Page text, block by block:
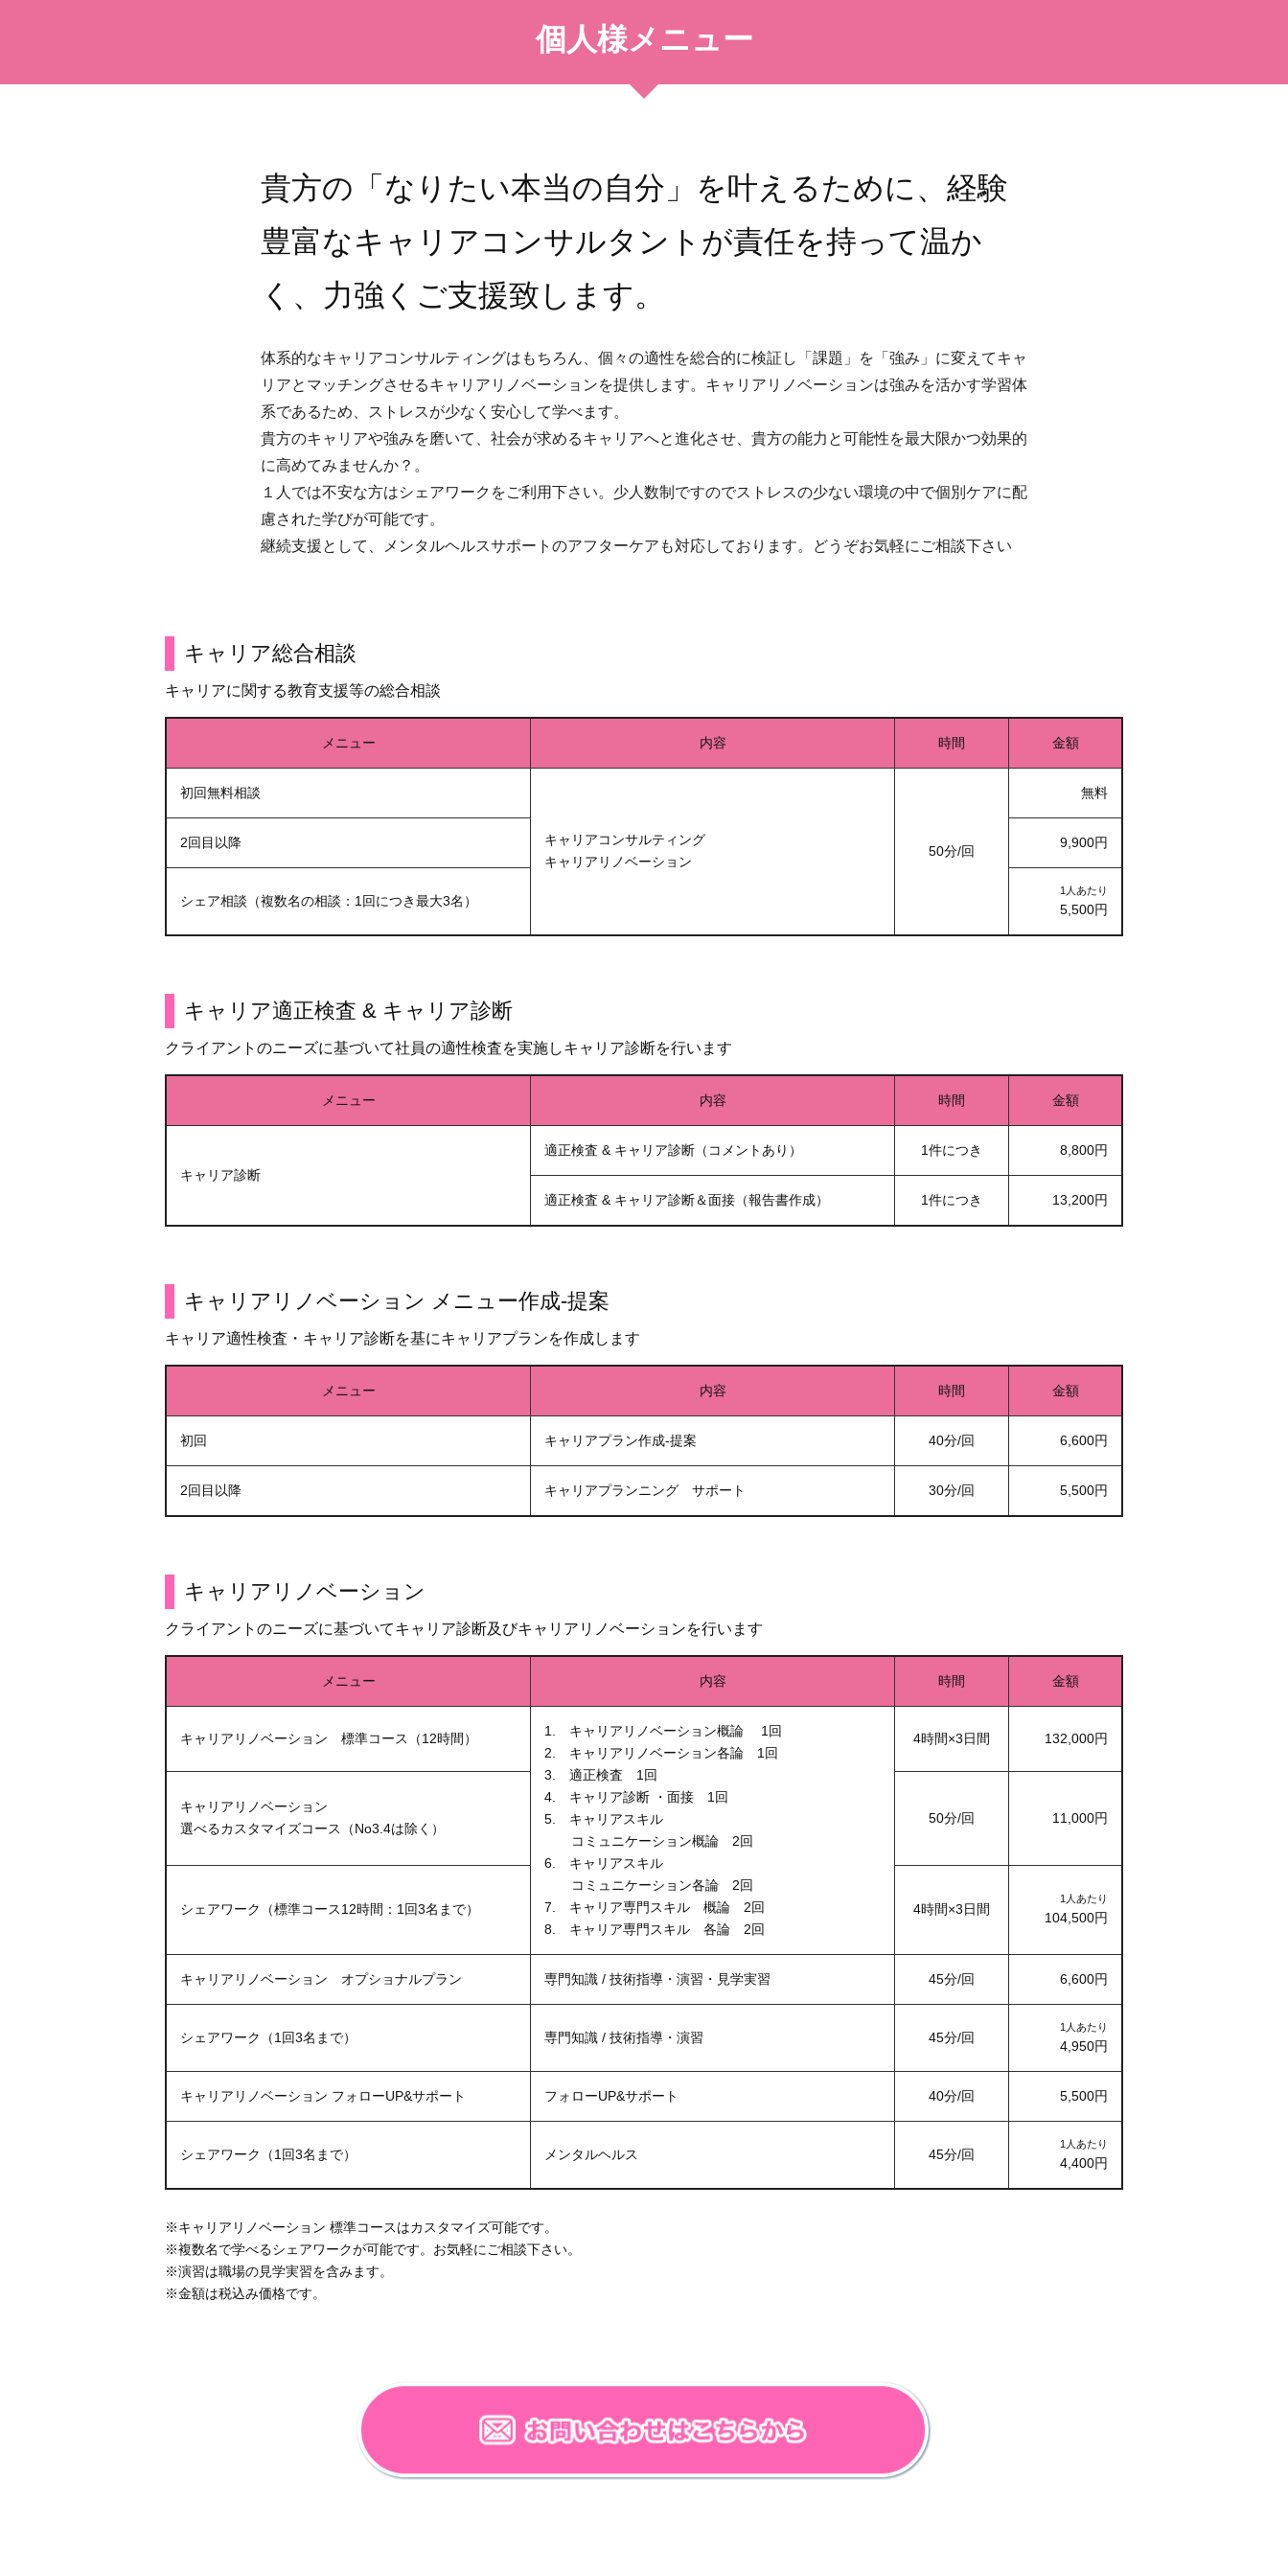
個人様メニュー
貴方の「なりたい本当の自分」を叶えるために、経験
豊富なキャリアコンサルタントが責任を持って温か
く、力強くご支援致します。
体系的なキャリアコンサルティングはもちろん、個々の適性を総合的に検証し「課題」を「強み」に変えてキャ
リアとマッチングさせるキャリアリノベーションを提供します。キャリアリノベーションは強みを活かす学習体
系であるため、ストレスが少なく安心して学べます。
貴方のキャリアや強みを磨いて、社会が求めるキャリアへと進化させ、貴方の能力と可能性を最大限かつ効果的
に高めてみませんか？。
１人では不安な方はシェアワークをご利用下さい。少人数制ですのでストレスの少ない環境の中で個別ケアに配
慮された学びが可能です。
継続支援として、メンタルヘルスサポートのアフターケアも対応しております。どうぞお気軽にご相談下さい
キャリア総合相談
キャリアに関する教育支援等の総合相談
メニュー 内容 時間 金額
初回無料相談
キャリアコンサルティング
キャリアリノベーション
50分/回
無料
2回目以降 9,900円
シェア相談（複数名の相談：1回につき最大3名）
1人あたり
5,500円
キャリア適正検査 & キャリア診断
クライアントのニーズに基づいて社員の適性検査を実施しキャリア診断を行います
メニュー 内容 時間 金額
キャリア診断
適正検査 & キャリア診断（コメントあり） 1件につき 8,800円
適正検査 & キャリア診断＆面接（報告書作成） 1件につき 13,200円
キャリアリノベーション メニュー作成-提案
キャリア適性検査・キャリア診断を基にキャリアプランを作成します
メニュー 内容 時間 金額
初回 キャリアプラン作成-提案 40分/回 6,600円
2回目以降 キャリアプランニング サポート 30分/回 5,500円
キャリアリノベーション
クライアントのニーズに基づいてキャリア診断及びキャリアリノベーションを行います
メニュー 内容 時間 金額
キャリアリノベーション 標準コース（12時間）
1. キャリアリノベーション概論 1回
2. キャリアリノベーション各論 1回
3. 適正検査 1回
4. キャリア診断 ・面接 1回
5. キャリアスキル
コミュニケーション概論 2回
6. キャリアスキル
コミュニケーション各論 2回
7. キャリア専門スキル 概論 2回
8. キャリア専門スキル 各論 2回
4時間×3日間 132,000円
キャリアリノベーション
選べるカスタマイズコース（No3.4は除く）
50分/回 11,000円
シェアワーク（標準コース12時間：1回3名まで） 4時間×3日間
1人あたり
104,500円
キャリアリノベーション オプショナルプラン 専門知識 / 技術指導・演習・見学実習 45分/回 6,600円
シェアワーク（1回3名まで） 専門知識 / 技術指導・演習 45分/回
1人あたり
4,950円
キャリアリノベーション フォローUP&サポート フォローUP&サポート 40分/回 5,500円
シェアワーク（1回3名まで） メンタルヘルス 45分/回
1人あたり
4,400円
※キャリアリノベーション 標準コースはカスタマイズ可能です。
※複数名で学べるシェアワークが可能です。お気軽にご相談下さい。
※演習は職場の見学実習を含みます。
※金額は税込み価格です。